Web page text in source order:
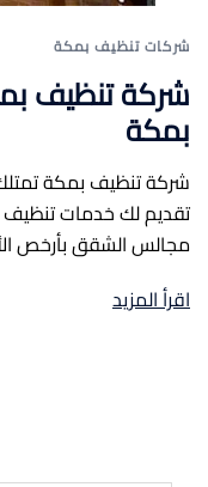
شركات تنظيف بمكة
شركة تنظيف
بمكة
شركة تنظيف بمكة
تقديم لك خدمات تنظيف
مجالس الشقق بأرخص
اقرأ المزيد